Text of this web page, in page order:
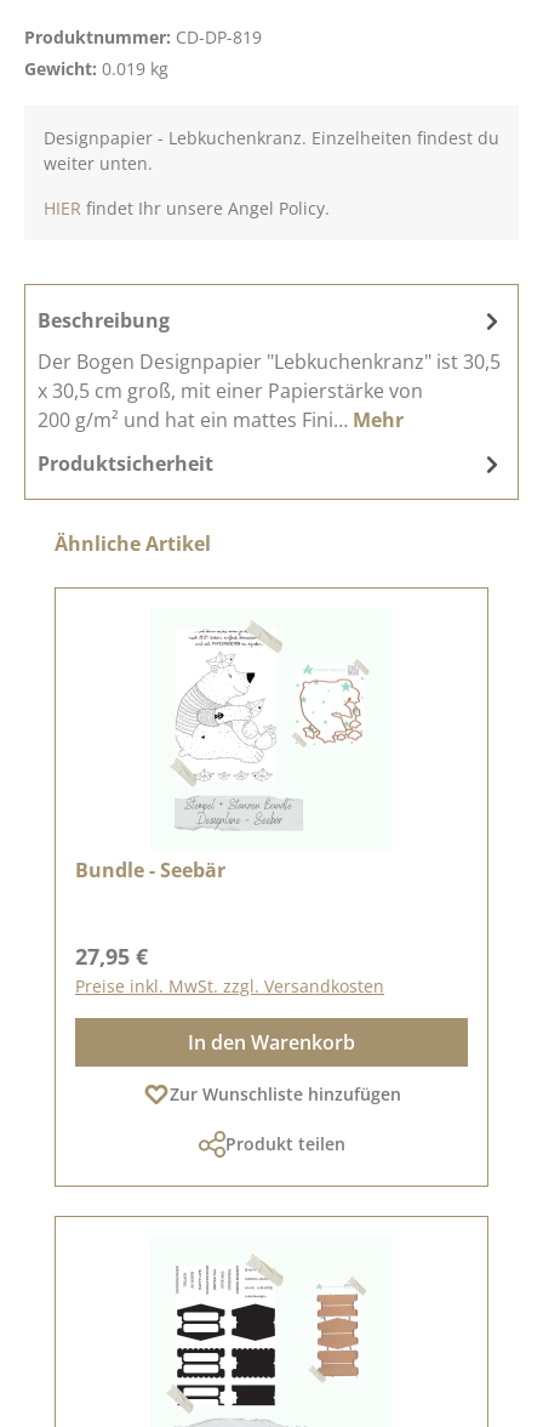
Produktnummer: CD-DP-819
Gewicht: 0.019 kg
Designpapier - Lebkuchenkranz. Einzelheiten findest du
weiter unten.
HIER findet Ihr unsere Angel Policy.
Beschreibung
Der Bogen Designpapier "Lebkuchenkranz" ist 30,5
x 30,5 cm groß, mit einer Papierstärke von
200 g/m² und hat ein mattes Fini… Mehr
Produktsicherheit
Produktgalerie überspringen
Ähnliche Artikel
Bundle - Seebär
Regulärer Preis:
27,95 €
Preise inkl. MwSt. zzgl. Versandkosten
In den Warenkorb
Zur Wunschliste hinzufügen
Produkt teilen